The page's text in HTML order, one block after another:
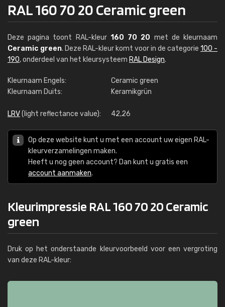
RAL 160 70 20 Ceramic green
Deze pagina toont RAL-kleur 160 70 20 met de kleurnaam
Ceramic green. Deze RAL-kleur komt voor in de categorie 100 -
190, onderdeel van het kleursysteem RAL Design.
Kleurnaam Engels:
Ceramic green
Kleurnaam Duits:
Keramikgrün
LRV(light reflectance value): 42,26
Op deze website kunt u met een account uw eigen RAL-
kleurverzamelingen maken.
Heeft u nog geen account? Dan kunt u gratis een
account aanmaken.
Kleurimpressie RAL 160 70 20 Ceramic
green
Druk op het onderstaande kleurvoorbeeld voor een vergroting
van deze RAL-kleur: